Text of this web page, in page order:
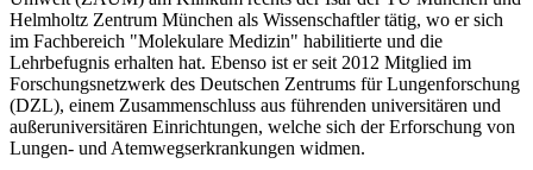
Helmholtz Zentrum München als Wissenschaftler tätig, wo er sich
im Fachbereich "Molekulare Medizin" habilitierte und die
Lehrbefugnis erhalten hat. Ebenso ist er seit 2012 Mitglied im
Forschungsnetzwerk des Deutschen Zentrums für Lungenforschung
(DZL), einem Zusammenschluss aus führenden universitären und
außeruniversitären Einrichtungen, welche sich der Erforschung von
Lungen- und Atemwegserkrankungen widmen.